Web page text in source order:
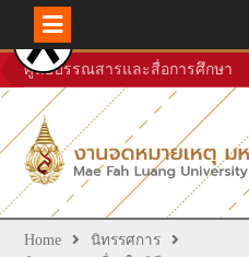
Skip
to
content
ศูนย์บรรณสารและสื่อการศึกษา
Home
นิทรรศการ